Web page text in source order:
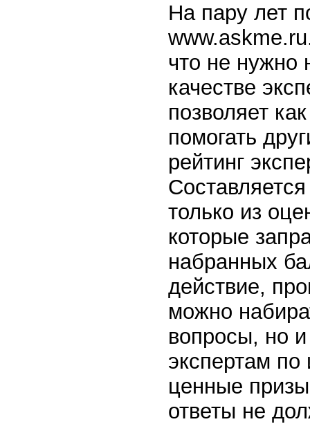
На пару лет
что не нужно
качестве
позволяет
помогать
рейтинг
только из
которые
набранных
действие,
можно
вопросы, но
экспертам
ценные
ответы не